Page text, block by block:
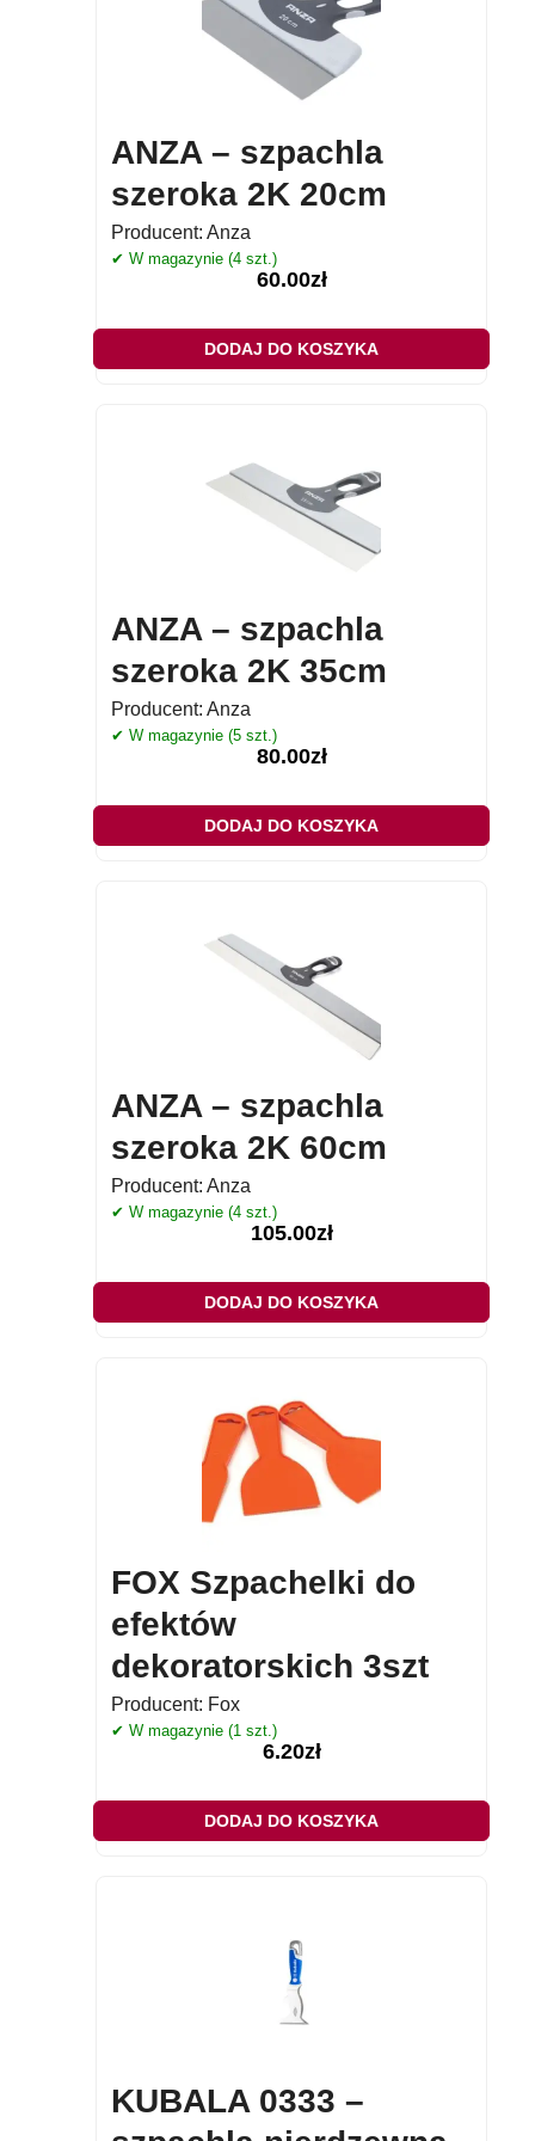
ANZA – szpachla
szeroka 2K 20cm
Producent: Anza
✔ W magazynie (4 szt.)
60.00zł
DODAJ DO KOSZYKA
ANZA – szpachla
szeroka 2K 35cm
Producent: Anza
✔ W magazynie (5 szt.)
80.00zł
DODAJ DO KOSZYKA
ANZA – szpachla
szeroka 2K 60cm
Producent: Anza
✔ W magazynie (4 szt.)
105.00zł
DODAJ DO KOSZYKA
FOX Szpachelki do
efektów
dekoratorskich 3szt
Producent: Fox
✔ W magazynie (1 szt.)
6.20zł
DODAJ DO KOSZYKA
KUBALA 0333 –